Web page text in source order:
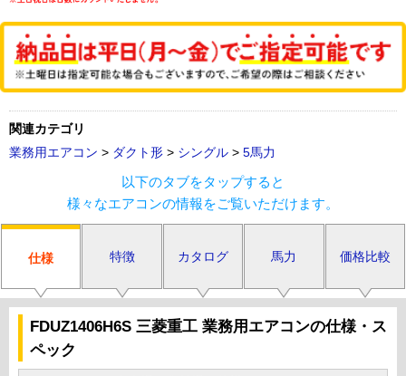
関連カテゴリ
業務用エアコン > ダクト形 > シングル > 5馬力
以下のタブをタップすると
様々なエアコンの情報をご覧いただけます。
仕様 特徴 カタログ 馬力 価格比較
FDUZ1406H6S 三菱重工 業務用エアコンの仕様・ス
ペック